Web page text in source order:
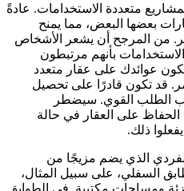
متعددة الاستخدامات. عادةً
بعضها البعض، مما يمنح
من المرجح أن يشعر الأشخاص
بأنهم مرتبطون
عوائدك على عقار متعدد
قد تكون قادرًا على تحصيل
الطلب القوي. سيضطر
الحفاظ على العقار في حالة
ذلك.
الذي يضم مزيجًا من
السفلي، على سبيل المثال،
ومساحات مكتبية. في الطوابق